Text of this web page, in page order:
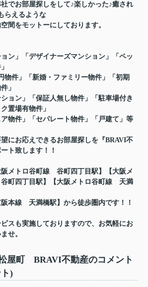
でお部屋探しをして♪楽しかった♪癒され
らえるような
間をモットーにしております。
ョン」「デザイナーズマンション」「ペッ
物件」「新婚・ファミリー物件」「初期
」
ション」「保証人無し物件」「駐車場付き
置場有物件」
ア物件」「セパレート物件」「戸建て」等
にお応えできるお部屋探しを『BRAVI不
ト致します！！
阪メトロ谷町線 谷町四丁目駅】【大阪メ
町四丁目駅】【大阪メトロ谷町線 天満
天満橋駅】から徒歩圏内です！！
スも実施しておりますので、お気軽にお
せ。
屋町 BRAVI不動産のコメント
)